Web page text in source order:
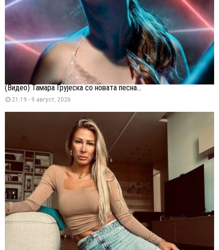
(Видео) Тамара Грујеска со новата песна...
21:19 - 9 август, 2026